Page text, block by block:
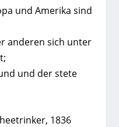
und Amerika sind
anderen sich unter
und der stete
1836